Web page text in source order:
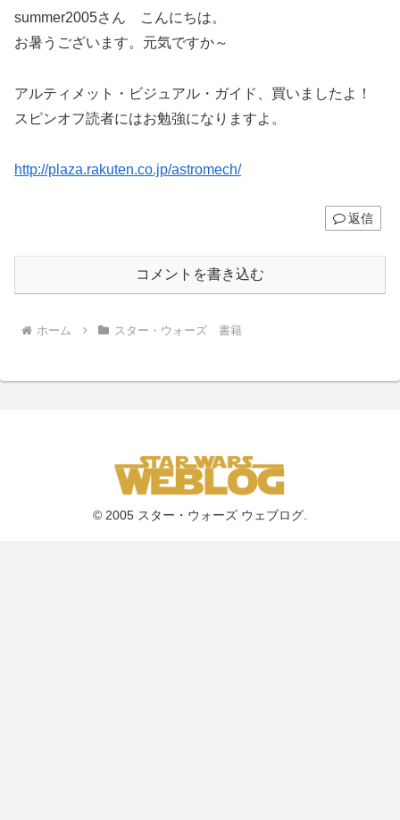
summer2005さん こんにちは。
お暑うございます。元気ですか～
アルティメット・ビジュアル・ガイド、買いましたよ！
スピンオフ読者にはお勉強になりますよ。
http://plaza.rakuten.co.jp/astromech/
返信
コメントを書き込む
ホーム スター・ウォーズ 書籍
© 2005 スター・ウォーズ ウェブログ.